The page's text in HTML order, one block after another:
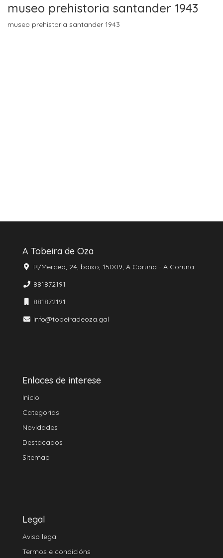
museo prehistoria santander 1943
museo prehistoria santander 1943
A Tobeira de Oza
R/Merced, 24, baixo, 15009, A Coruña - A Coruña
881872191
881872191
info@tobeiradeoza.gal
Enlaces de interese
Inicio
Categorías
Novidades
Destacados
Sitemap
Legal
Aviso legal
Termos e condicións